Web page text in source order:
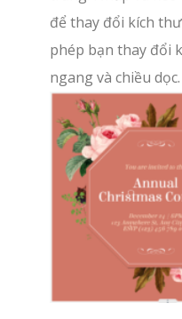
để thay đổi kích
phép bạn thay đổi
ngang và chiều dọc.